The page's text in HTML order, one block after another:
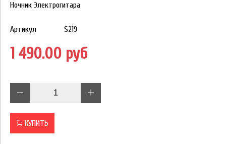
Ночник Электрогитара
Артикул S219
1 490.00 руб
КУПИТЬ